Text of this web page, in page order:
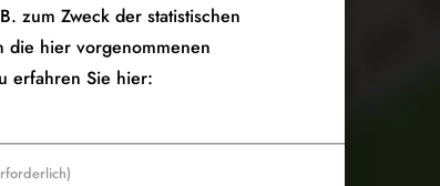
externe Inhalte laden?
zum Zweck der statistischen
die hier vorgenommenen
erfahren Sie hier: